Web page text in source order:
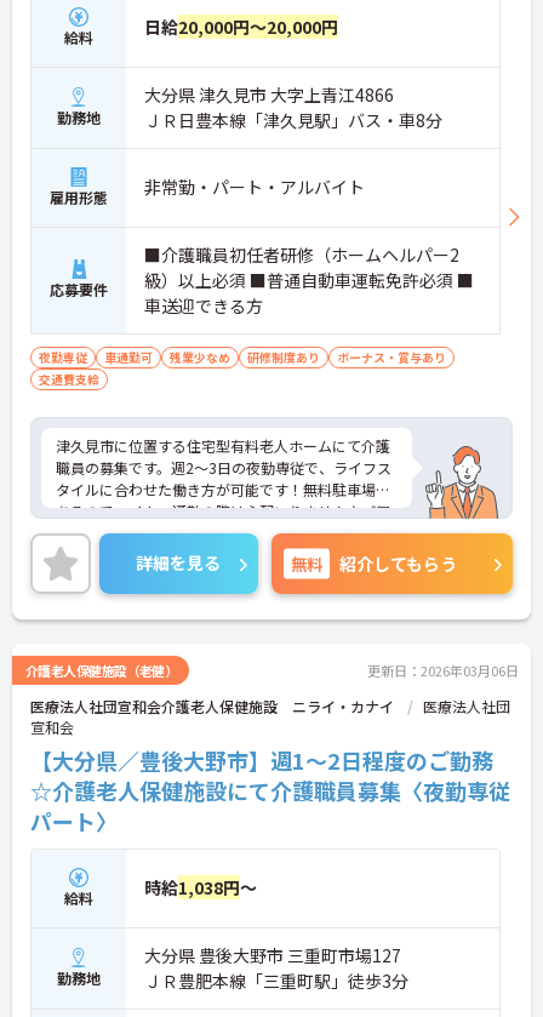
給料 日給20,000円～20,000円
勤務地
大分県 津久見市 大字上青江4866
ＪＲ日豊本線「津久見駅」バス・車8分
雇用形態 非常勤・パート・アルバイト
応募要件
■介護職員初任者研修（ホームヘルパー2
級）以上必須 ■普通自動車運転免許必須 ■
車送迎できる方
夜勤専従 車通勤可 残業少なめ 研修制度あり
ボーナス・賞与あり
交通費支給
津久見市に位置する住宅型有料老人ホームにて介護
職員の募集です。週2～3日の夜勤専従で、ライフス
タイルに合わせた働き方が可能です！無料駐車場が
あるのでマイカー通勤の際は心配いりません♪ご興
味ある方は面接ポイントをお伝えしますので、お気
軽にご連絡ください。
詳細を見る 無料 紹介してもらう
介護老人保健施設（老健） 更新日：2026年03月06日
医療法人社団宣和会介護老人保健施設 ニライ・カナイ
医療法人社団
宣和会
【大分県／豊後大野市】週1～2日程度のご勤務
☆介護老人保健施設にて介護職員募集〈夜勤専従
パート〉
給料 時給1,038円～
勤務地
大分県 豊後大野市 三重町市場127
ＪＲ豊肥本線「三重町駅」徒歩3分